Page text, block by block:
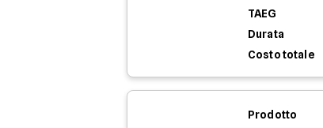
TAEG
Durata
Costo totale
Prodotto